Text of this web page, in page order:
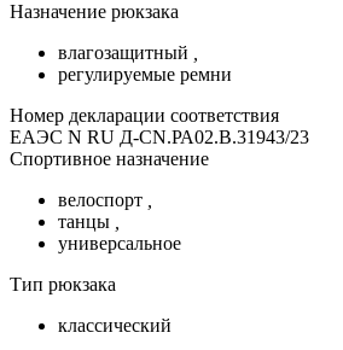
Назначение рюкзака
влагозащитный
регулируемые ремни
Номер декларации соответствия
ЕАЭС N RU Д-CN.РА02.В.31943/23
Спортивное назначение
велоспорт
танцы
универсальное
Тип рюкзака
классический